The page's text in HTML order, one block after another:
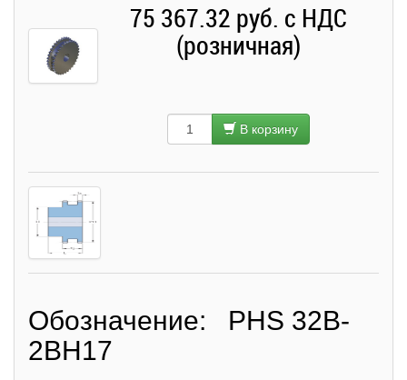
75 367.32 руб. с НДС
(розничная)
В корзину
Обозначение: PHS 32B-
2BH17